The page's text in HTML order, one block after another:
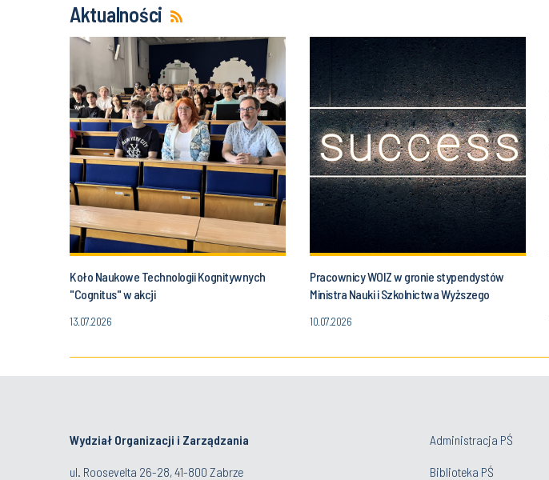
Aktualności
Koło Naukowe Technologii Kognitywnych
"Cognitus" w akcji
13.07.2026
Pracownicy WOIZ w gronie stypendystów
Ministra Nauki i Szkolnictwa Wyższego
10.07.2026
Wydział Organizacji i Zarządzania
ul. Roosevelta 26-28, 41-800 Zabrze
Administracja PŚ
Biblioteka PŚ